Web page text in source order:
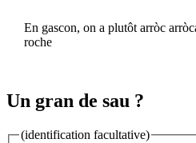
En gascon, on a plutôt arròc
roche
Un gran de sau ?
(identification facultative)